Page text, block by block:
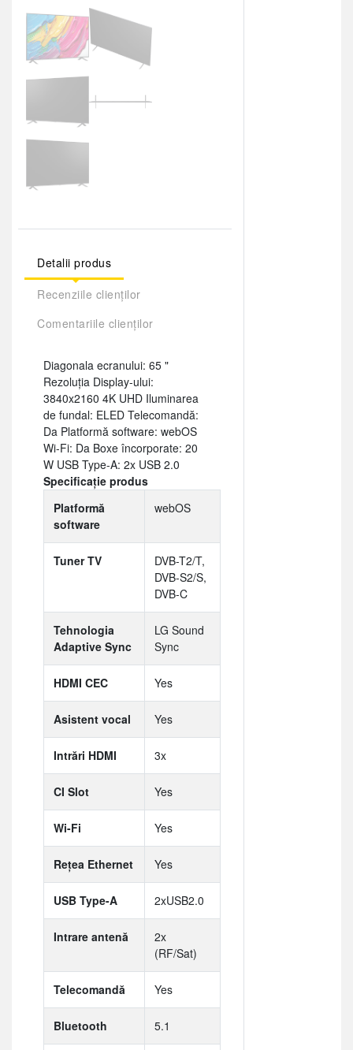
Detalii produs
Recenziile clienților
Comentariile clienților
Diagonala ecranului: 65 "
Rezoluția Display-ului:
3840x2160 4K UHD Iluminarea
de fundal: ELED Telecomandă:
Da Platformă software: webOS
Wi-Fi: Da Boxe încorporate: 20
W USB Type-A: 2x USB 2.0
Specificație produs
Platformă
software
webOS
Tuner TV
DVB-T2/T,
DVB-S2/S,
DVB-C
Tehnologia
Adaptive Sync
LG Sound
Sync
HDMI CEC Yes
Asistent vocal Yes
Intrări HDMI 3x
CI Slot Yes
Wi-Fi Yes
Rețea Ethernet Yes
USB Type-A 2xUSB2.0
Intrare antenă
2x
(RF/Sat)
Telecomandă Yes
Bluetooth 5.1